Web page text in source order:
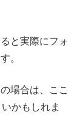
と実際にフォ
。
場合は、ここ
かもしれま